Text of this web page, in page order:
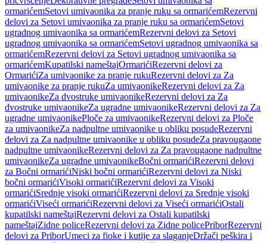
ormarićemSetovi umivaonika za pranje ruku sa ormarićemRezervni
delovi za Setovi umivaonika za pranje ruku sa ormarićemSetovi
ugradnog umivaonika sa ormarićemRezervni delovi za Setovi
ugradnog umivaonika sa ormarićemSetovi ugradnog umivaonika sa
ormarićemRezervni delovi za Setovi ugradnog umivaonika sa
ormarićemKupatilski nameštajOrmarićiRezervni delovi za
OrmarićiZa umivaonike za pranje rukuRezervni delovi za Za
umivaonike za pranje rukuZa umivaonikeRezervni delovi za Za
umivaonikeZa dvostruke umivaonikeRezervni delovi za Za
dvostruke umivaonikeZa ugradne umivaonikeRezervni delovi za Za
ugradne umivaonikePloče za umivaonikeRezervni delovi za Ploče
za umivaonikeZa nadpultne umivaonike u obliku posudeRezervni
delovi za Za nadpultne umivaonike u obliku posudeZa pravougaone
nadpultne umivaonikeRezervni delovi za Za pravougaone nadpultne
umivaonikeZa ugradne umivaonikeBočni ormarićiRezervni delovi
za Bočni ormarićiNiski bočni ormarićiRezervni delovi za Niski
bočni ormarićiVisoki ormarićiRezervni delovi za Visoki
ormarićiSrednje visoki ormarićiRezervni delovi za Srednje visoki
ormarićiViseći ormarićiRezervni delovi za Viseći ormarićiOstali
kupatilski nameštajRezervni delovi za Ostali kupatilski
nameštajZidne policeRezervni delovi za Zidne policePriborRezervni
delovi za PriborUmeci za fioke i kutije za slaganjeDržači peškira i